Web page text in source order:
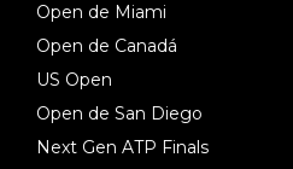
Open de Miami
Open de Canadá
US Open
Open de San Diego
Next Gen ATP Finals